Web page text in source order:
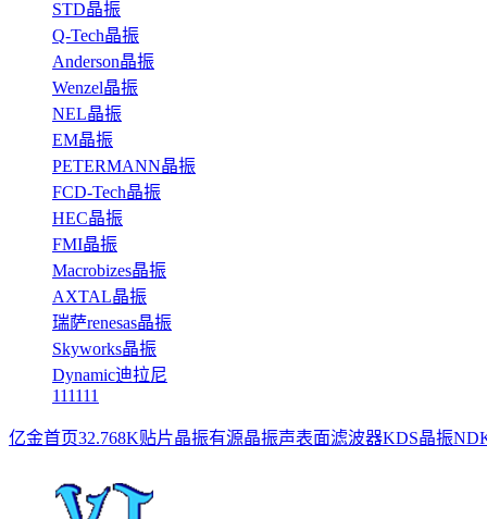
STD晶振
Q-Tech晶振
Anderson晶振
Wenzel晶振
NEL晶振
EM晶振
PETERMANN晶振
FCD-Tech晶振
HEC晶振
FMI晶振
Macrobizes晶振
AXTAL晶振
瑞萨renesas晶振
Skyworks晶振
Dynamic迪拉尼
111111
亿金首页32.768K贴片晶振有源晶振声表面滤波器KDS晶振